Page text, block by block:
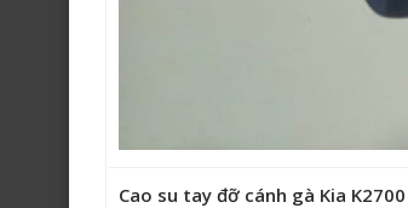
Cao su tay đỡ cánh gà Kia